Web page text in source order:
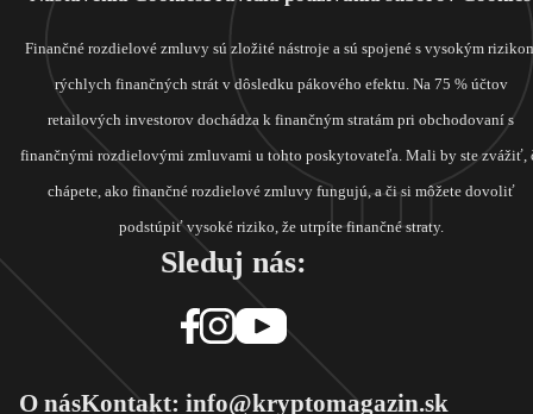
Finančné rozdielové zmluvy sú zložité nástroje a sú spojené s vysokým
rýchlych finančných strát v dôsledku pákového efektu. Na 75 % účtov
retailových investorov dochádza k finančným stratám pri obchodovaní s
finančnými rozdielovými zmluvami u tohto poskytovateľa. Mali by ste zvážiť,
chápete, ako finančné rozdielové zmluvy fungujú, a či si môžete dovoliť
podstúpiť vysoké riziko, že utrpíte finančné straty.
Sleduj nás:
O násKontakt: info@kryptomagazin.sk